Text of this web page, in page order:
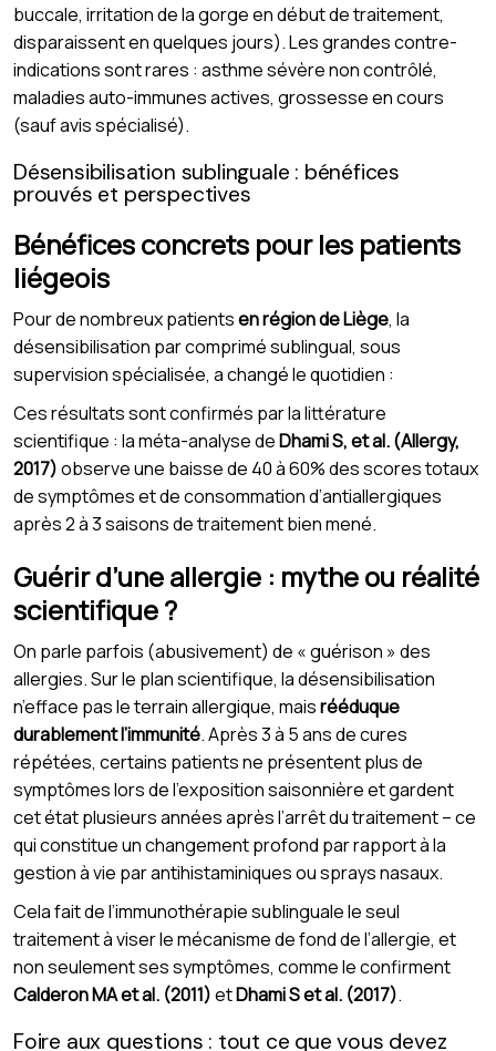
buccale, irritation de la gorge en début de traitement,
disparaissent en quelques jours). Les grandes contre-
indications sont rares : asthme sévère non contrôlé,
maladies auto-immunes actives, grossesse en cours
(sauf avis spécialisé).
Désensibilisation sublinguale : bénéfices
prouvés et perspectives
Bénéfices concrets pour les patients
liégeois
Pour de nombreux patientsen région de Liège, la
désensibilisation par comprimé sublingual, sous
supervision spécialisée, a changé le quotidien :
Ces résultats sont confirmés par la littérature
scientifique : la méta-analyse deDhami S, et al. (Allergy,
2017)observe une baisse de 40 à 60% des scores totaux
de symptômes et de consommation d’antiallergiques
après 2 à 3 saisons de traitement bien mené.
Guérir d’une allergie : mythe ou réalité
scientifique ?
On parle parfois (abusivement) de « guérison » des
allergies. Sur le plan scientifique, la désensibilisation
n’efface pas le terrain allergique, maisrééduque
durablement l’immunité. Après 3 à 5 ans de cures
répétées, certains patients ne présentent plus de
symptômes lors de l’exposition saisonnière et gardent
cet état plusieurs années après l’arrêt du traitement – ce
qui constitue un changement profond par rapport à la
gestion à vie par antihistaminiques ou sprays nasaux.
Cela fait de l’immunothérapie sublinguale le seul
traitement à viser le mécanisme de fond de l’allergie, et
non seulement ses symptômes, comme le confirment
Calderon MA et al. (2011)etDhami S et al. (2017).
Foire aux questions : tout ce que vous devez